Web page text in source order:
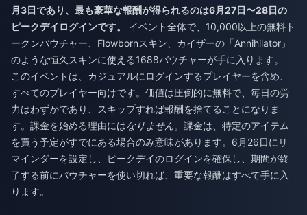
月3日であり、最も豪華な報酬が得られるのは6月27日〜28日の
ピークデイログインです。
イベント全体で、10,000以上の無料ト
ークンバウチャー、Flowbornスキン、カイザーの「Annihilator」
のような恒久スキンに使える1688バウチャーが手に入ります。
このイベントは、カジュアルにログインするプレイヤーを含め、
すべてのプレイヤー向けです。価値は圧倒的に無料で、毎日の労
力はわずかであり、スキップすれば報酬を捨てることになりま
す。課金を始める理由にはなりません。課金は、特定のアイテム
を買う予定がすでにある場合のみ意味があります。6月26日にリ
マインダーを設定し、ピークデイのログインを確保し、期間が終
了する前にバウチャーを使い切れば、重要な報酬はすべて手に入
ります。